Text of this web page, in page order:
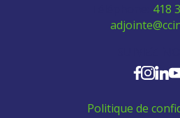
418
Politique de